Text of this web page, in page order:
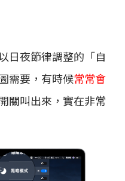
日夜節律調整的「自
需要，有時候常常會
關叫出來，實在非常